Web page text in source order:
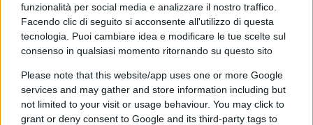
funzionalità per social media e analizzare il nostro traffico.
Facendo clic di seguito si acconsente all'utilizzo di questa
tecnologia. Puoi cambiare idea e modificare le tue scelte sul
consenso in qualsiasi momento ritornando su questo sito
Please note that this website/app uses one or more Google
services and may gather and store information including but
not limited to your visit or usage behaviour. You may click to
grant or deny consent to Google and its third-party tags to
Le proiezioni indicano una costante traiettoria di
crescita dell’aviazione globale, guidata da fattori
quali l’aumento della domanda di viaggi della
classe media nei mercati emergenti, il
rafforzamento dei viaggi internazionali e i continui
investimenti nelle infrastrutture aeroportuali.